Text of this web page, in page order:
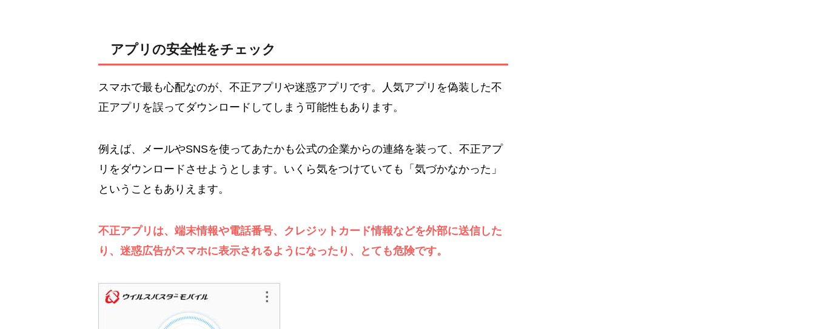
アプリの安全性をチェック
スマホで最も心配なのが、不正アプリや迷惑アプリです。人気アプリを偽装した不
正アプリを誤ってダウンロードしてしまう可能性もあります。
例えば、メールやSNSを使ってあたかも公式の企業からの連絡を装って、不正アプ
リをダウンロードさせようとします。いくら気をつけていても「気づかなかった」
ということもありえます。
不正アプリは、端末情報や電話番号、クレジットカード情報などを外部に送信した
り、迷惑広告がスマホに表示されるようになったり、とても危険です。